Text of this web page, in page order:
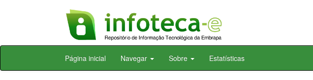
Skip
Página inicial Navegar Sobre Estatísticas